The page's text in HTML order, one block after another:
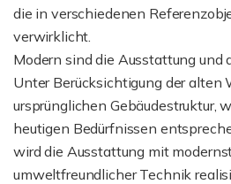
die in verschiedenen
verwirklicht.
Modern sind die Ausstattung und
Unter Berücksichtigung der alten
ursprünglichen Gebäudestruktur,
heutigen Bedürfnissen
wird die Ausstattung mit
umweltfreundlicher Technik